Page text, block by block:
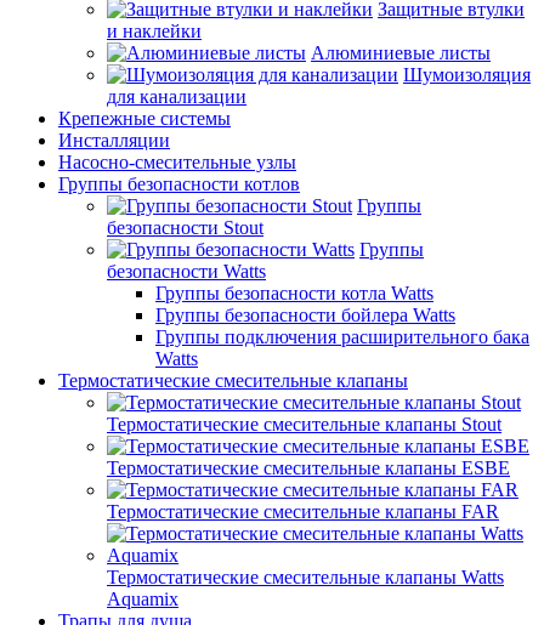
Защитные втулки
и наклейки
Алюминиевые листы
Шумоизоляция
для канализации
Крепежные системы
Инсталляции
Насосно-смесительные узлы
Группы безопасности котлов
Группы
безопасности Stout
Группы
безопасности Watts
Группы безопасности котла Watts
Группы безопасности бойлера Watts
Группы подключения расширительного бака
Watts
Термостатические смесительные клапаны
Термостатические смесительные клапаны Stout
Термостатические смесительные клапаны ESBE
Термостатические смесительные клапаны FAR
Термостатические смесительные клапаны Watts
Aquamix
Трапы для душа